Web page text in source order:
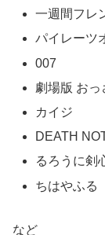
一週間フレ
パイレーツ
007
劇場版 お
カイジ
DEATH
るろうに剣
ちはやふる
など